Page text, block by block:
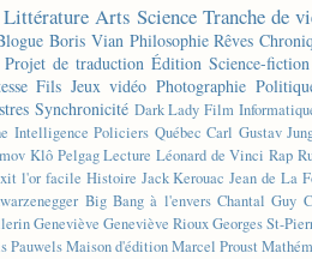
Littérature Arts Science Tranche de
Boris Vian Philosophie Rêves
Projet de traduction Édition Science-fiction
Fils Jeux vidéo Photographie
Synchronicité Dark Lady Film
Intelligence Policiers Québec Carl Gustav
Klô Pelgag Lecture Léonard de Vinci Rap
l'or facile Histoire Jack Kerouac Jean de La
Big Bang à l'envers Chantal Guy
Geneviève Geneviève RiouxGeorges St-
PauwelsMaison d'éditionMarcel Proust